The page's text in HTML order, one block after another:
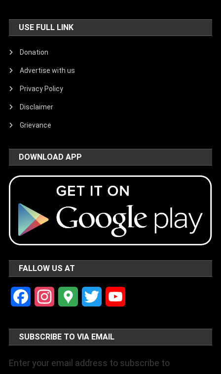
USE FULL LINK
Donation
Advertise with us
Privacy Policy
Disclaimer
Grievance
DOWNLOAD APP
FALLOW US AT
FacebookInstagramGoogle Twitter
SUBSCRIBE TO VIA EMAIL
Enter your email address to subscribe to